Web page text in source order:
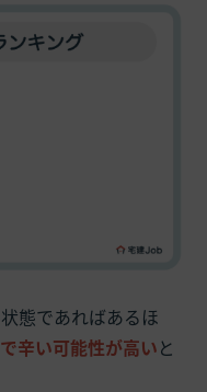
態であればあるほ
辛い可能性が高いと